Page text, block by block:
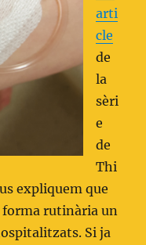
arti
cle
de
la
sèri
e
de
Thi
expliquem que
forma rutinària un
Si ja